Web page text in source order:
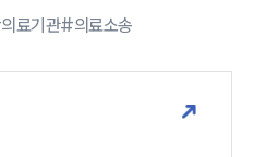
는 길
소리
료기관#의료소송